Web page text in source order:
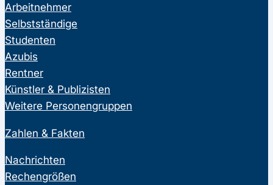
Arbeitnehmer
Selbstständige
Studenten
Azubis
Rentner
Künstler & Publizisten
Weitere Personengruppen
Zahlen & Fakten
Nachrichten
Rechengrößen